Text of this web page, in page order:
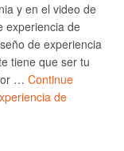
y en el video de
experiencia de
de experiencia
tiene que ser tu
… Continue
de